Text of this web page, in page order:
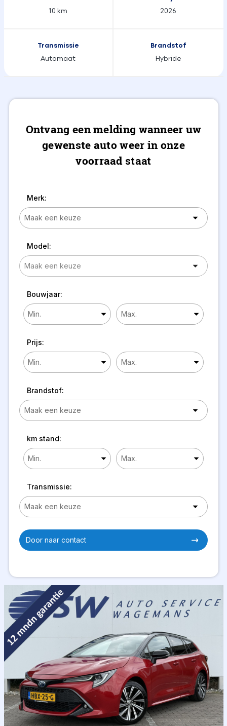
10 km 2026
Transmissie
Automaat
Brandstof
Hybride
Ontvang een melding wanneer uw
gewenste auto weer in onze
voorraad staat
Merk:
Model:
Bouwjaar:
Prijs:
Brandstof:
km stand:
Transmissie:
Door naar contact